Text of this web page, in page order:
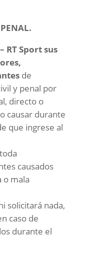
RT Sport sus
de
y penal por
directo o
causar durante
que ingrese al
causados
o mala
solicitará nada,
caso de
durante el